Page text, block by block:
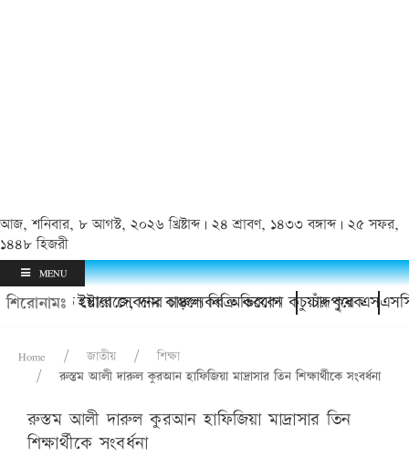
আজ, শনিবার, ৮ আগস্ট, ২০২৬ খ্রিষ্টাব্দ | ২৪ শ্রাবণ, ১৪৩৩ বঙ্গাব্দ | ২৫ সফর,
১৪৪৮ হিজরী
MENU
শিরোনামঃও ইয়াবা সেবনের চাঞ্চল্যকর অভিযোগ চাঁদপুরে এসএসসি ৯৭
কোল্ড স্টোরেজে, দাম বাড়লে বিক্রি করবেন কচুয়ার কৃষক
Home জাতীয়
শিক্ষা
রুস্তম আলী দারুল কুরআন হাফিজিয়া মাদ্রাসার তিন শিক্ষার্থীকে সংবর্ধনা
রুস্তম আলী দারুল কুরআন হাফিজিয়া মাদ্রাসার তিন
শিক্ষার্থীকে সংবর্ধনা